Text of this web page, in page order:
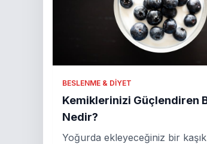
BESLENME & DIYET
Kemiklerinizi Güçlendiren
Nedir?
Yoğurda ekleyeceğiniz bir